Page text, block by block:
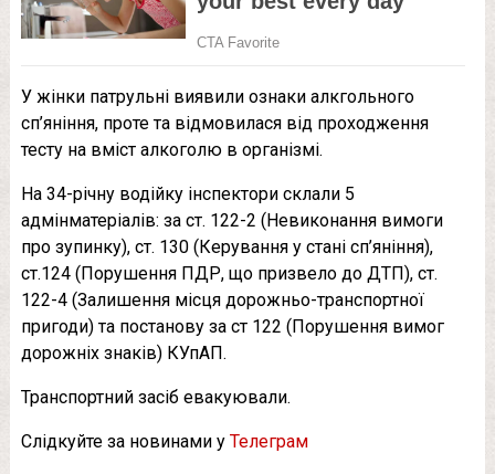
У жінки патрульні виявили ознаки алкгольного
сп’яніння, проте та відмовилася від проходження
тесту на вміст алкоголю в організмі.
На 34-річну водійку інспектори склали 5
адмінматеріалів: за ст. 122-2 (Невиконання вимоги
про зупинку), ст. 130 (Керування у стані сп’яніння),
ст.124 (Порушення ПДР, що призвело до ДТП), ст.
122-4 (Залишення місця дорожньо-транспортної
пригоди) та постанову за ст 122 (Порушення вимог
дорожніх знаків) КУпАП.
Транспортний засіб евакуювали.
Слідкуйте за новинами у Телеграм